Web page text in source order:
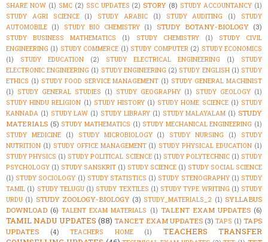
SHARE NOW (1) SMC (2) SSC UPDATES (2) STORY (8) STUDY ACCOUNTANCY (1)
STUDY AGRI SCIENCE
(1) STUDY ARABIC (1) STUDY AUDITING (1)
STUDY
AUTOMOBILE (1) STUDY BIO CHEMISTRY (1) STUDY BOTANY-BIOLOGY (3)
STUDY BUSINESS MATHEMATICS (1) STUDY CHEMISTRY (1)
STUDY CIVIL
ENGINEERING (1) STUDY COMMERCE (1) STUDY COMPUTER (2) STUDY ECONOMICS
(1)
STUDY EDUCATION (2) STUDY ELECTRICAL ENGINEERING (1)
STUDY
ELECTRONIC ENGINEERING (1) STUDY ENGINEERING (2) STUDY ENGLISH (1) STUDY
ETHICS (1) STUDY FOOD SERVICE MANAGEMENT (1) STUDY GENERAL MACHINIST
(1) STUDY GENERAL STUDIES (1) STUDY GEOGRAPHY (1) STUDY GEOLOGY (1)
STUDY HINDU RELIGION (1) STUDY HISTORY (1) STUDY HOME SCIENCE (1) STUDY
KANNADA (1) STUDY LAW (1) STUDY LIBRARY (1) STUDY MALAYALAM (1) STUDY
MATERIALS (5) STUDY MATHEMATICS (1) STUDY MECHANICAL ENGINEERING (1)
STUDY MEDICINE
(1) STUDY MICROBIOLOGY (1) STUDY NURSING (1)
STUDY
NUTRITION (1) STUDY OFFICE MANAGEMENT (1) STUDY PHYSICAL EDUCATION (1)
STUDY PHYSICS (1) STUDY POLITICAL SCIENCE (1) STUDY POLYTECHNIC (1) STUDY
PSYCHOLOGY (1) STUDY SANSKRIT (1) STUDY SCIENCE (1) STUDY SOCIAL SCIENCE
(1) STUDY SOCIOLOGY (1) STUDY STATISTICS (1) STUDY STENOGRAPHY (1) STUDY
TAMIL (1) STUDY TELUGU (1) STUDY TEXTILES (1) STUDY TYPE WRITING (1) STUDY
URDU (1) STUDY ZOOLOGY-BIOLOGY (3) STUDY_MATERIALS_2 (1) SYLLABUS
DOWNLOAD (6) TALENT EXAM MATERIALS (1) TALENT EXAM UPDATES (6)
TAMIL NADU UPDATES (88) TANCET EXAM UPDATES (3) TAPS (1) TAPS
UPDATES
(4) TEACHERS HOME (1)
TEACHERS TRANSFER